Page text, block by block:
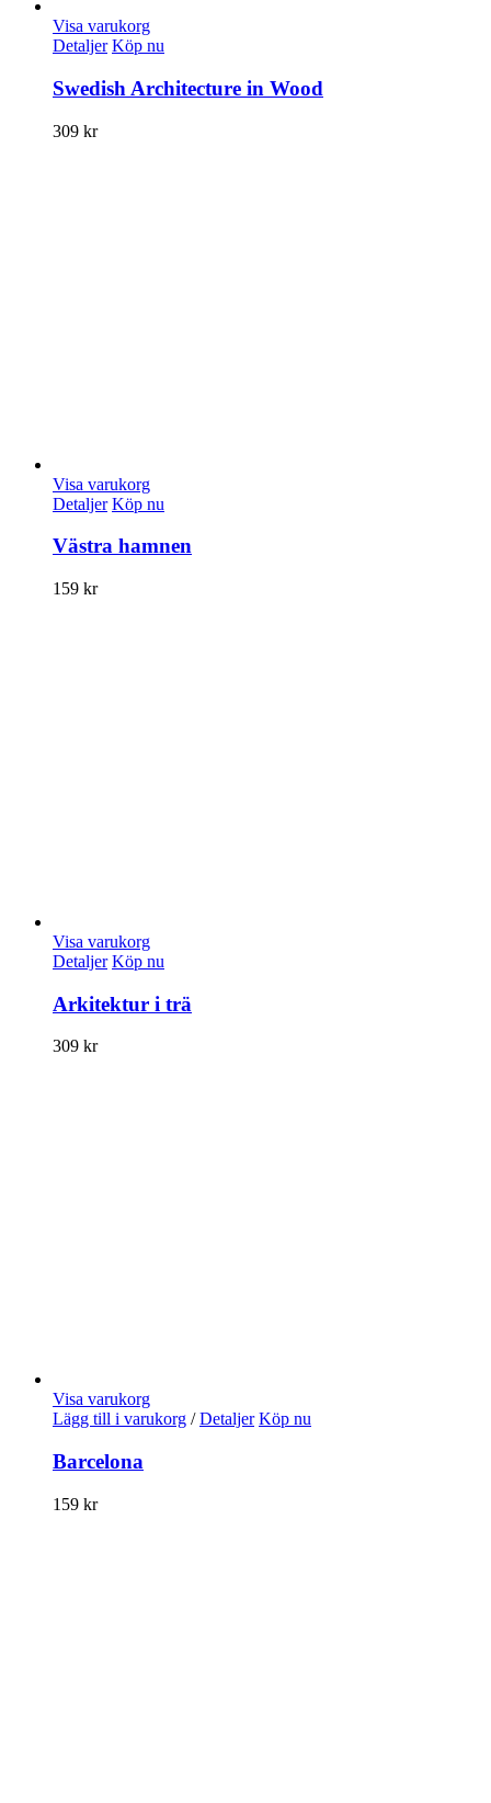
Visa varukorg
Detaljer Köp nu
Swedish Architecture in Wood
309 kr
Visa varukorg
Detaljer Köp nu
Västra hamnen
159 kr
Visa varukorg
Detaljer Köp nu
Arkitektur i trä
309 kr
Visa varukorg
Lägg till i varukorg / Detaljer Köp nu
Barcelona
159 kr